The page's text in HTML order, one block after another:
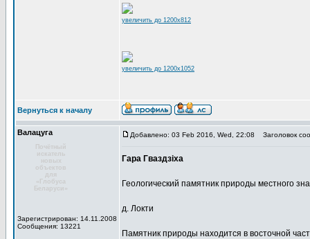
увеличить до 1200x812
увеличить до 1200x1052
Вернуться к началу
Валацуга
Почётный
искатель
новых
объектов
для
«Глобуса
Беларуси»
Зарегистрирован: 14.11.2008
Сообщения: 13221
Добавлено: 03 Feb 2016, Wed, 22:08 Заголовок
Гара Гваздзіха
Геологический памятник природы местного
д. Локти
Памятник природы находится в восточной